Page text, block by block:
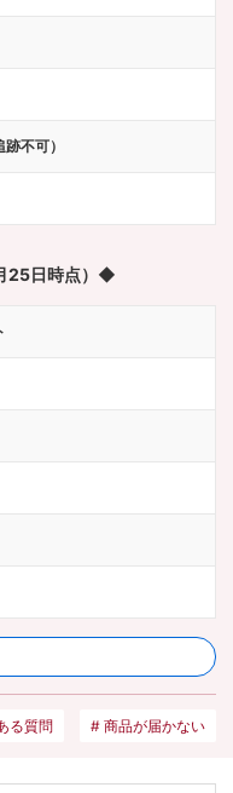
不可）
25日時点）◆
る質問 商品が届かない